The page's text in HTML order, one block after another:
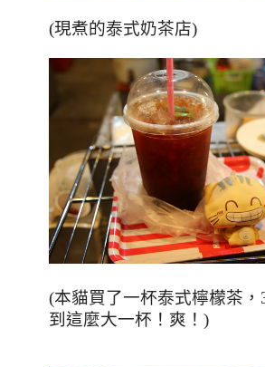
(現煮的泰式奶茶店)
(本貓買了一杯泰式檸檬茶，
到這麼大一杯！爽！)